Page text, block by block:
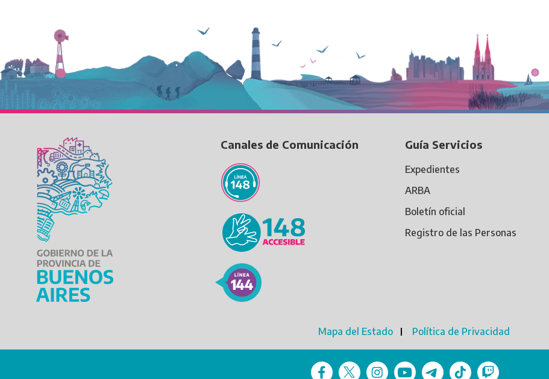
Canales de Comunicación Guía Servicios
Expedientes
ARBA
Boletín oficial
Registro de las Personas
Mapa del Estado Política de Privacidad